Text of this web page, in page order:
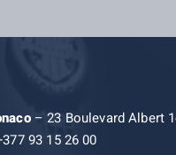
– 23 Boulevard Albert
93 15 26 00